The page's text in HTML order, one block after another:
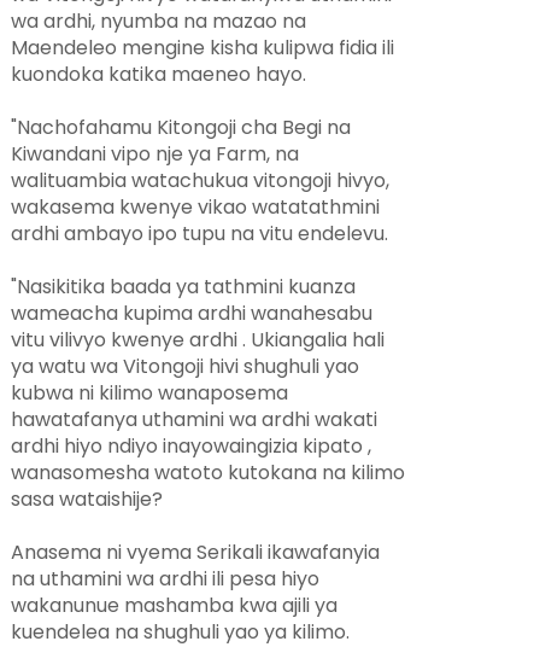
wa ardhi, nyumba na mazao na
Maendeleo mengine kisha kulipwa fidia ili
kuondoka katika maeneo hayo.
"Nachofahamu Kitongoji cha Begi na
Kiwandani vipo nje ya Farm, na
walituambia watachukua vitongoji hivyo,
wakasema kwenye vikao watatathmini
ardhi ambayo ipo tupu na vitu endelevu.
"Nasikitika baada ya tathmini kuanza
wameacha kupima ardhi wanahesabu
vitu vilivyo kwenye ardhi . Ukiangalia hali
ya watu wa Vitongoji hivi shughuli yao
kubwa ni kilimo wanaposema
hawatafanya uthamini wa ardhi wakati
ardhi hiyo ndiyo inayowaingizia kipato ,
wanasomesha watoto kutokana na kilimo
sasa wataishije?
Anasema ni vyema Serikali ikawafanyia
na uthamini wa ardhi ili pesa hiyo
wakanunue mashamba kwa ajili ya
kuendelea na shughuli yao ya kilimo.